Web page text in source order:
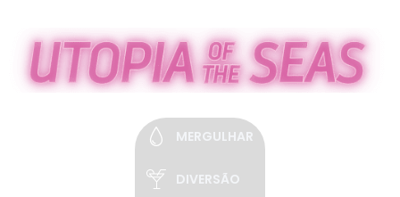
MERGULHAR
DIVERSÃO